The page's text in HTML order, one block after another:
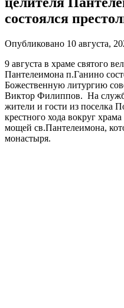
состоялся
Опубликовано 10 августа,
9 августа в храме святого
Пантелеимона п.Ганино
Божественную литургию
Виктор Филиппов. На
жители и гости из поселка
крестного хода вокруг
мощей св.Пантелеимона,
монастыря.